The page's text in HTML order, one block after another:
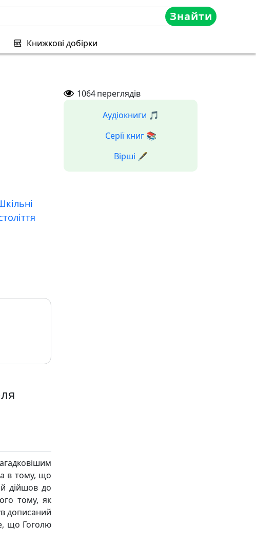
Знайти
Книжкові добірки
в тому, що
дійшов до
тому, як
дописаний
що Гоголю
1064переглядів
Аудіокниги 🎵
Серії книг 📚
Вірші 🖋️